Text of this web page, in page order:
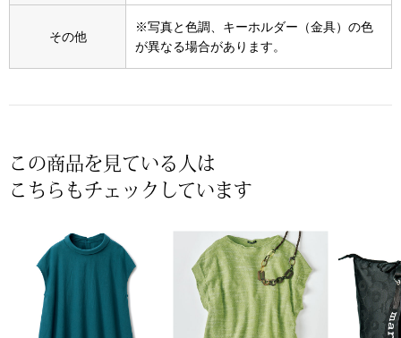
Miss Kyouko／ミスキョウコ
ランド
その他
財布／小物
ポーチ
その他
その他
※写真と色調、キーホルダー（金具）の色
が異なる場合があります。
この商品を見ている人は
こちらもチェックしています